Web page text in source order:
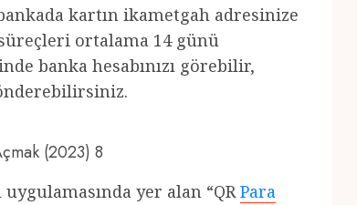
kartın ikametgah adresinize
ortalama 14 günü
banka hesabınızı görebilir,
(2023) 8
yer alan “QRPara